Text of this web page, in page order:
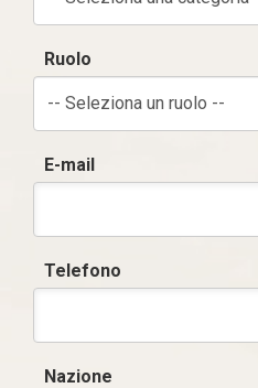
Ruolo
-- Seleziona un ruolo --
E-mail
Telefono
Nazione